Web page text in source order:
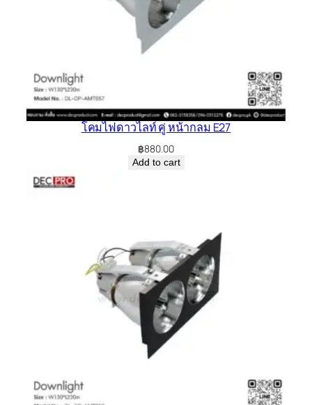
โคมไฟดาวไลท์ คู่ หน้ากลม E27
฿880.00
Add to cart